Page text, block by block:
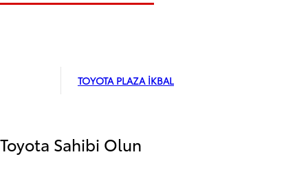
TOYOTA PLAZA İKBAL
Toyota Sahibi Olun